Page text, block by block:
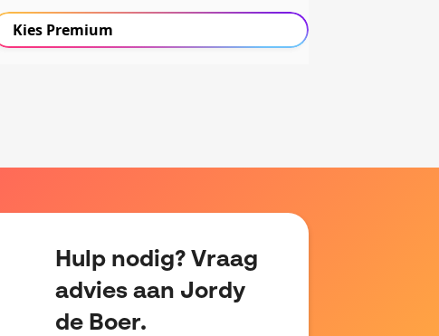
Kies Premium
Hulp nodig? Vraag
advies aan Jordy
de Boer.